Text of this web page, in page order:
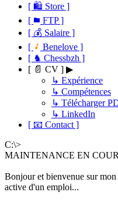
[ 🛍 Store ]
[
FTP ]
[ 💰 Salaire ]
[
Benelove ]
[ ♞ Chessbzh ]
[ 📄 CV ] ▶
↳ Expérience
↳ Compétences
↳ Télécharger
↳ LinkedIn
[ 📧 Contact ]
C:\>
MAINTENANCE EN
Bonjour et bienvenue sur
active d'un emploi...